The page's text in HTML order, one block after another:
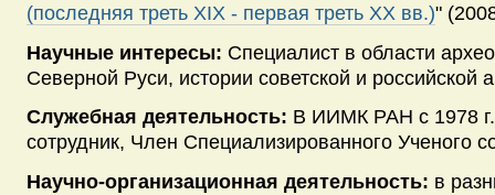
(последняя треть XIX - первая треть ХХ вв.)"
Научные интересы: Специалист в области
Северной Руси, истории советской и российской
Служебная деятельность: В ИИМК РАН с 1978
сотрудник, Член Специализированного Ученого
Научно-организационная деятельность: в